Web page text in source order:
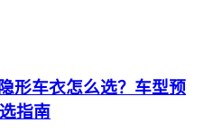
形车衣怎么选？车型预
指南